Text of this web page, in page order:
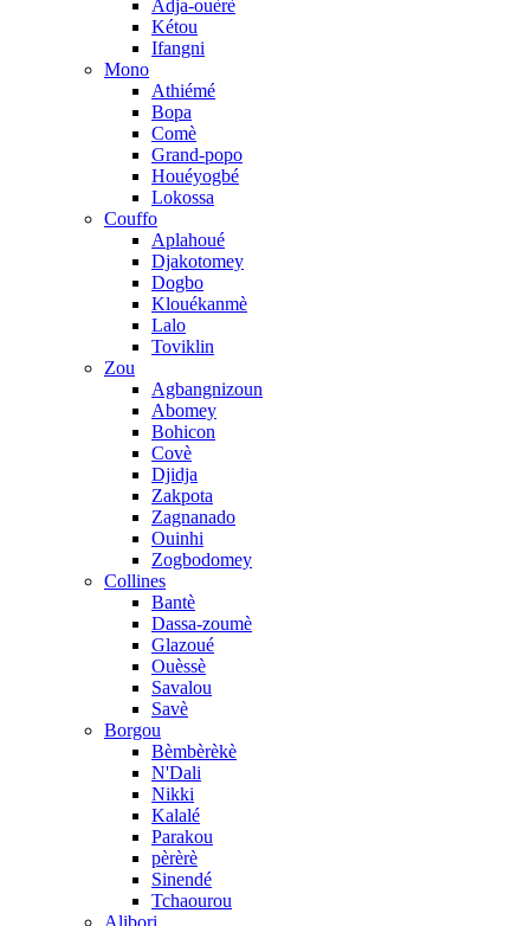
Adja-ouèrè
Kétou
Ifangni
Mono
Athiémé
Bopa
Comè
Grand-popo
Houéyogbé
Lokossa
Couffo
Aplahoué
Djakotomey
Dogbo
Klouékanmè
Lalo
Toviklin
Zou
Agbangnizoun
Abomey
Bohicon
Covè
Djidja
Zakpota
Zagnanado
Ouinhi
Zogbodomey
Collines
Bantè
Dassa-zoumè
Glazoué
Ouèssè
Savalou
Savè
Borgou
Bèmbèrèkè
N'Dali
Nikki
Kalalé
Parakou
pèrèrè
Sinendé
Tchaourou
Alibori